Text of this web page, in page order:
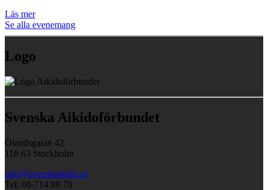
Läs mer
Se alla evenemang
Logo
Svenska Aikidoförbundet
Ölandsgatan 42
116 63 Stockholm
info@svenskaikido.se
Tel: 08-714 88 70